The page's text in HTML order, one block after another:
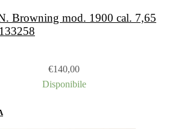
Browning mod. 1900 cal. 7,65
€140,00
Disponibile